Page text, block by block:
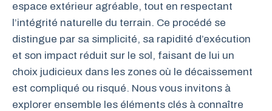
espace extérieur agréable, tout en respectant
l’intégrité naturelle du terrain. Ce procédé se
distingue par sa simplicité, sa rapidité d’exécution
et son impact réduit sur le sol, faisant de lui un
choix judicieux dans les zones où le décaissement
est compliqué ou risqué. Nous vous invitons à
explorer ensemble les éléments clés à connaître